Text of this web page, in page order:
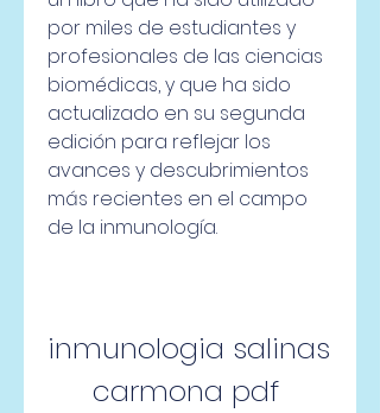
por miles de estudiantes y
profesionales de las ciencias
biomédicas, y que ha sido
actualizado en su segunda
edición para reflejar los
avances y descubrimientos
más recientes en el campo
de la inmunología.
inmunologia salinas
carmona pdf